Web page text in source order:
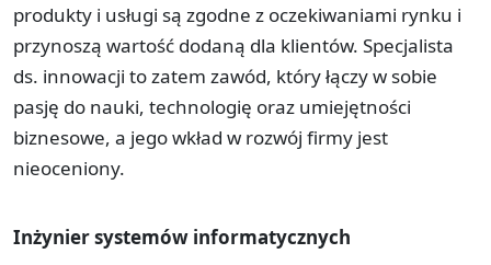
produkty i usługi są zgodne z oczekiwaniami rynku i
przynoszą wartość dodaną dla klientów. Specjalista
ds. innowacji to zatem zawód, który łączy w sobie
pasję do nauki, technologię oraz umiejętności
biznesowe, a jego wkład w rozwój firmy jest
nieoceniony.
Inżynier systemów informatycznych